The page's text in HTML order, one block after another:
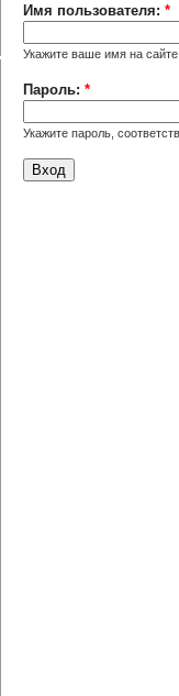
Имя пользователя: *
Укажите ваше имя на
Пароль: *
Укажите пароль,